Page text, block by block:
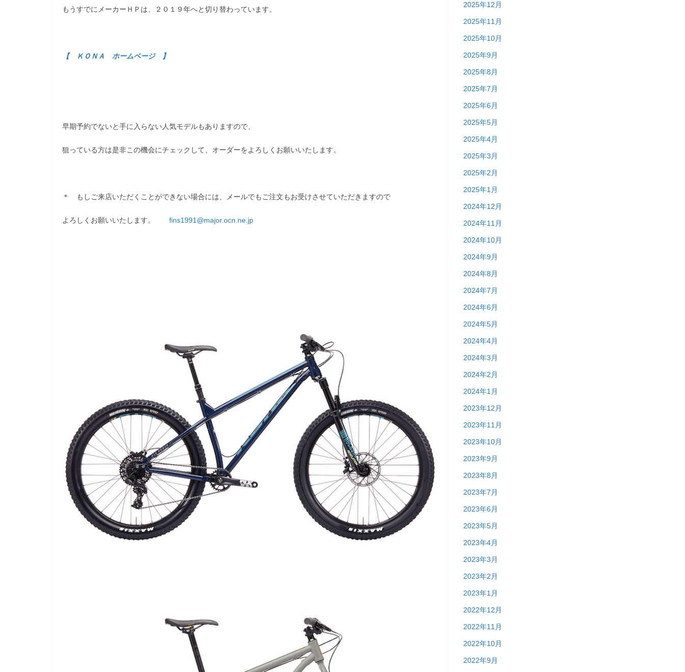
もうすでにメーカーＨＰは、２０１９年へと切り替わっています。
【 ＫＯＮＡ ホームページ 】
早期予約でないと手に入らない人気モデルもありますので、
狙っている方は是非この機会にチェックして、オーダーをよろしくお願いいたします。
＊ もしご来店いただくことができない場合には、メールでもご注文もお受けさせていただきますので
よろしくお願いいたします。 fins1991@major.ocn.ne.jp
2025年12月
2025年11月
2025年10月
2025年9月
2025年8月
2025年7月
2025年6月
2025年5月
2025年4月
2025年3月
2025年2月
2025年1月
2024年12月
2024年11月
2024年10月
2024年9月
2024年8月
2024年7月
2024年6月
2024年5月
2024年4月
2024年3月
2024年2月
2024年1月
2023年12月
2023年11月
2023年10月
2023年9月
2023年8月
2023年7月
2023年6月
2023年5月
2023年4月
2023年3月
2023年2月
2023年1月
2022年12月
2022年11月
2022年10月
2022年9月